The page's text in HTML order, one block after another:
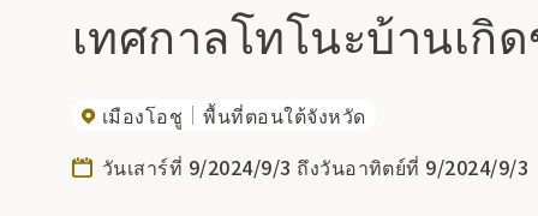
เทศกาลโทโนะบ้านเกิ
เมืองโอชู
พื้นที่ตอนใต้จังหวัด
วันเสาร์ที่ 9/2024/9/3 ถึงวันอาทิตย์ที่ 9/2024/9/3